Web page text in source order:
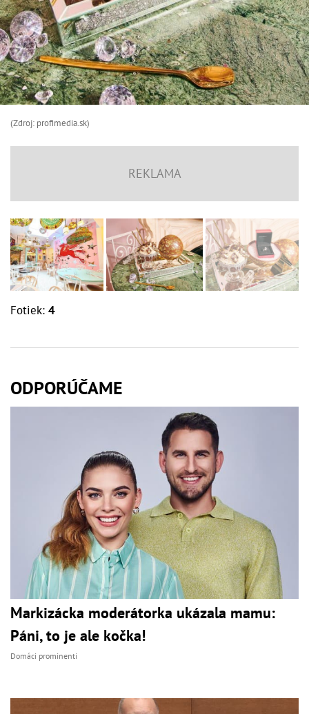
(Zdroj: profimedia.sk)
Fotiek: 4
ODPORÚČAME
Markizácka moderátorka ukázala mamu:
Páni, to je ale kočka!
Domáci prominenti